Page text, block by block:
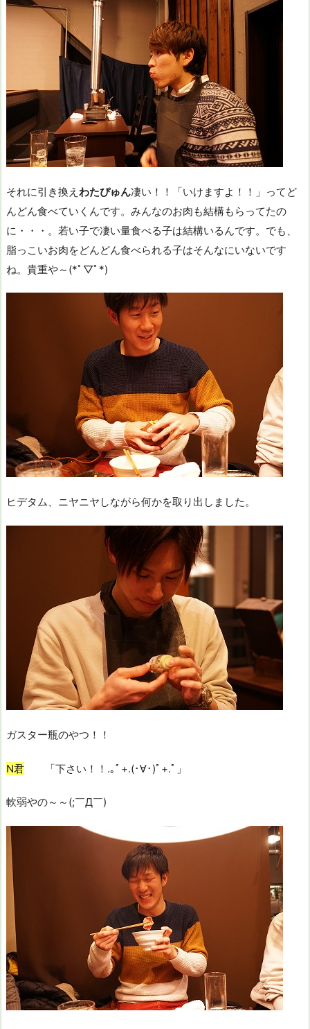
それに引き換え わたぴゅん凄い！！「いけますよ！！」ってど
んどん食べていくんです。みんなのお肉も結構もらってたの
に・・・。若い子で凄い量食べる子は結構いるんです。でも、
脂っこいお肉をどんどん食べられる子はそんなにいないです
ね。貴重や～(*ﾟ▽ﾟ*)
ヒデタム、ニヤニヤしながら何かを取り出しました。
ガスター瓶のやつ！！
N君 「下さい！！.｡ﾟ+.(･∀･)ﾟ+.ﾟ」
軟弱やの～～(;￣Д￣)